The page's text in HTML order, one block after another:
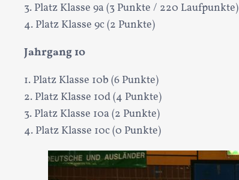
3. Platz Klasse 9a (3 Punkte / 220 Laufpunkte)
4. Platz Klasse 9c (2 Punkte)
Jahrgang 10
1. Platz Klasse 10b (6 Punkte)
2. Platz Klasse 10d (4 Punkte)
3. Platz Klasse 10a (2 Punkte)
4. Platz Klasse 10c (0 Punkte)